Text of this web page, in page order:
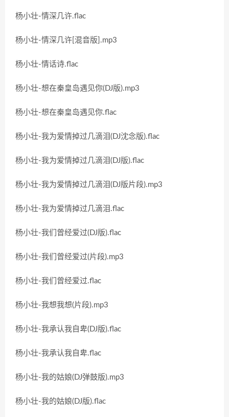
杨小壮-情深几许.flac
杨小壮-情深几许[混音版].mp3
杨小壮-情话诗.flac
杨小壮-想在秦皇岛遇见你(DJ版).mp3
杨小壮-想在秦皇岛遇见你.flac
杨小壮-我为爱情掉过几滴泪(DJ沈念版).flac
杨小壮-我为爱情掉过几滴泪(DJ版).flac
杨小壮-我为爱情掉过几滴泪(DJ版片段).mp3
杨小壮-我为爱情掉过几滴泪.flac
杨小壮-我们曾经爱过(DJ版).flac
杨小壮-我们曾经爱过(片段).mp3
杨小壮-我们曾经爱过.flac
杨小壮-我想我想(片段).mp3
杨小壮-我承认我自卑(DJ版).flac
杨小壮-我承认我自卑.flac
杨小壮-我的姑娘(DJ弹鼓版).mp3
杨小壮-我的姑娘(DJ版).flac